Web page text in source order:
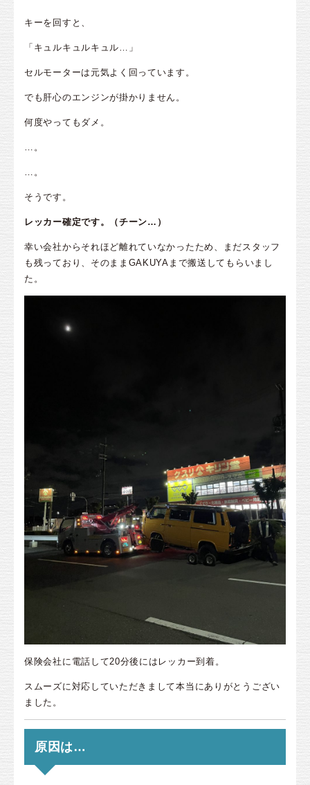
キーを回すと、
「キュルキュルキュル…」
セルモーターは元気よく回っています。
でも肝心のエンジンが掛かりません。
何度やってもダメ。
…。
…。
そうです。
レッカー確定です。（チーン…）
幸い会社からそれほど離れていなかったため、まだスタッフ
も残っており、そのままGAKUYAまで搬送してもらいまし
た。
保険会社に電話して20分後にはレッカー到着。
スムーズに対応していただきまして本当にありがとうござい
ました。
原因は…